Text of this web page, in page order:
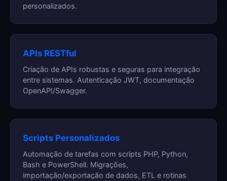
personalizados.
APIs RESTful
Criação de APIs robustas e seguras para integração
entre sistemas. Autenticação JWT, documentação
OpenAPI/Swagger.
Scripts Personalizados
Automação de tarefas com scripts PHP, Python,
Bash e PowerShell. Migrações,
importação/exportação de dados, ETL e rotinas